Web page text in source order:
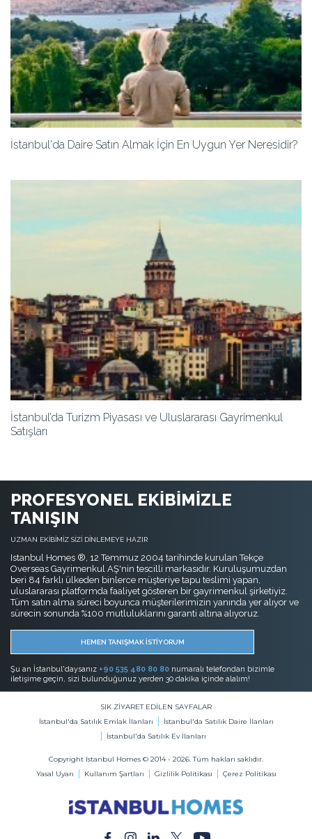
İstanbul'da Daire Satın Almak İçin En Uygun Yer Neresidir?
İstanbul’da Turizm Piyasası ve Uluslararası Gayrimenkul
Satışları
PROFESYONEL EKİBİMİZLE
TANIŞIN
UZMAN EKİBİMİZ SİZİ DİNLEMEYE HAZIR
Istanbul Homes ®, 12 Temmuz 2004 tarihinde kurulan Tekçe
Overseas Gayrimenkul AŞ'nin tescilli markasıdır. Kuruluşumuzdan
beri 84 farklı ülkeden binlerce müşteriye tapu teslimi yapan,
uluslararası platformda faaliyet gösteren bir gayrimenkul şirketiyiz.
Tüm satın alma süreci boyunca müşterilerimizin yanında yer alıyor ve
sürecin sonunda %100 mutluluklarını garanti altına alıyoruz.
HEMEN TANIŞMAK İSTİYORUM
Şu an İstanbul'daysanız +90 535 480 80 80 numaralı telefondan bizimle
iletişime geçin, sizi bulunduğunuz yerden 30 dakika içinde alalım!
SIK ZİYARET EDİLEN SAYFALAR
İstanbul'da Satılık Emlak İlanları
İstanbul'da Satılık Daire İlanları
İstanbul'da Satılık Ev İlanları
Copyright Istanbul Homes © 2014 - 2026. Tüm hakları saklıdır.
Yasal Uyarı
Kullanım Şartları Gizlilik Politikası Çerez Politikası